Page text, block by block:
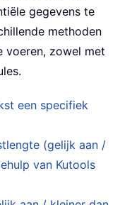
gegevens te
methoden
zowel met
een specifiek
(gelijk aan /
van Kutools